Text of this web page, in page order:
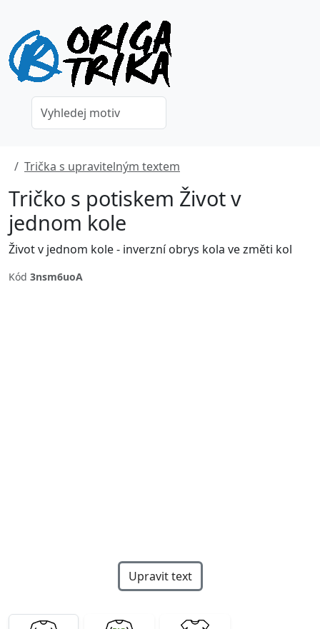
Upravit text
Trička s upravitelným textem
Tričko s potiskem Život v
jednom kole
Život v jednom kole - inverzní obrys kola ve změti kol
Kód 3nsm6uoA